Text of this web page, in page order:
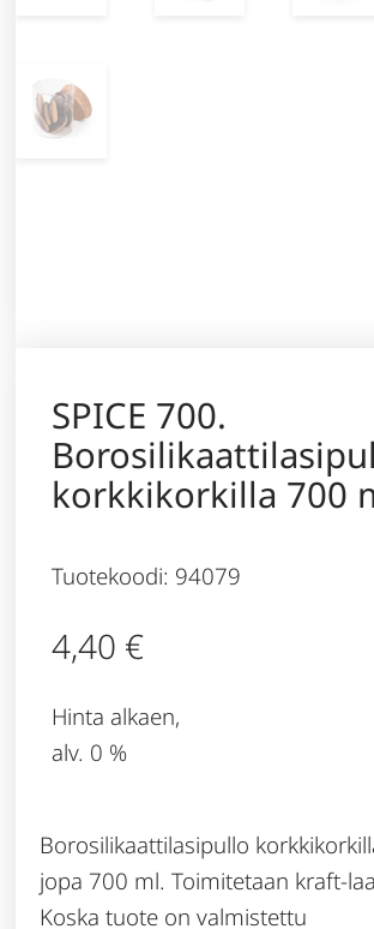
SPICE 700.
korkkikorkilla 700
Tuotekoodi: 94079
4,40 €
Hinta alkaen,
alv. 0 %
Borosilikaattilasipullo
jopa 700 ml. Toimitetaan kraft-
Koska tuote on valmistettu